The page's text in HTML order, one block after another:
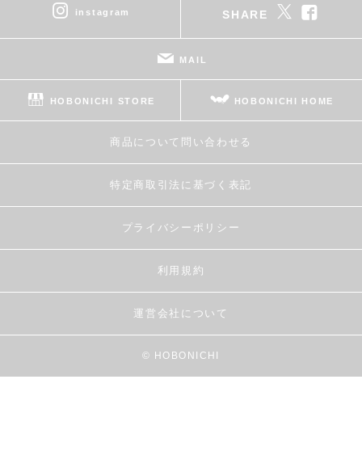
instagram SHARE
MAIL
HOBONICHI STORE HOBONICHI HOME
商品について問い合わせる
特定商取引法に基づく表記
プライバシーポリシー
利用規約
運営会社について
© HOBONICHI